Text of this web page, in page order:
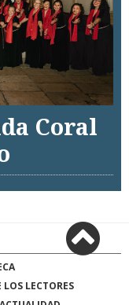
Coral
LOS LECTORES